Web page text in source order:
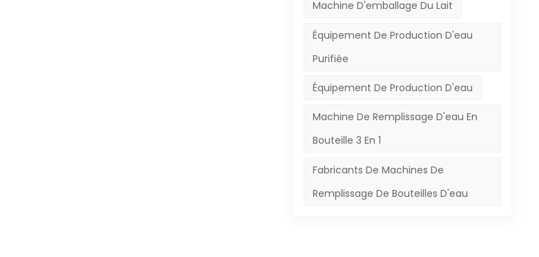
Machine D'emballage Du Lait
Équipement De Production D'eau
Purifiée
Équipement De Production D'eau
Machine De Remplissage D'eau En
Bouteille 3 En 1
Fabricants De Machines De
Remplissage De Bouteilles D'eau